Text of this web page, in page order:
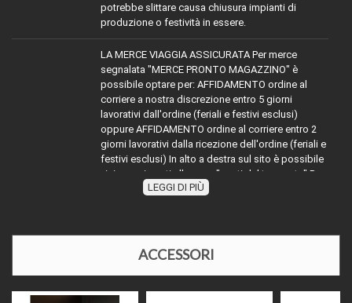
potrebbe slittare causa chiusura impianti di
produzione o festività in essere.
LA MERCE VIAGGIA ASSICURATA Per merce
segnalata "MERCE PRONTO MAGAZZINO" è
possibile optare per: AFFIDAMENTO ordine al
corriere a nostra discrezione entro 5 giorni
lavorativi dall'ordine (feriali e festivi esclusi)
oppure AFFIDAMENTO ordine al corriere entro 2
giorni lavorativi dalla ricezione dell'ordine (feriali e
festivi esclusi) In alto a destra sul sito è possibile
visionare i costi alla voce "costi del trasporto" Per
la merce con diciture diverse da MERCE PRONTO
(esempio evaso 2 giorni lavorativi) ai tempi
dell'affidamento al corriere richiesto, oppure
contattarci telefonicamente o via mail per
disponibilità e relativi tempi di affidamento al
corriere. Nel periodo di Agosto e nelle festività
LEGGI DI PIÙ
ACCESSORI